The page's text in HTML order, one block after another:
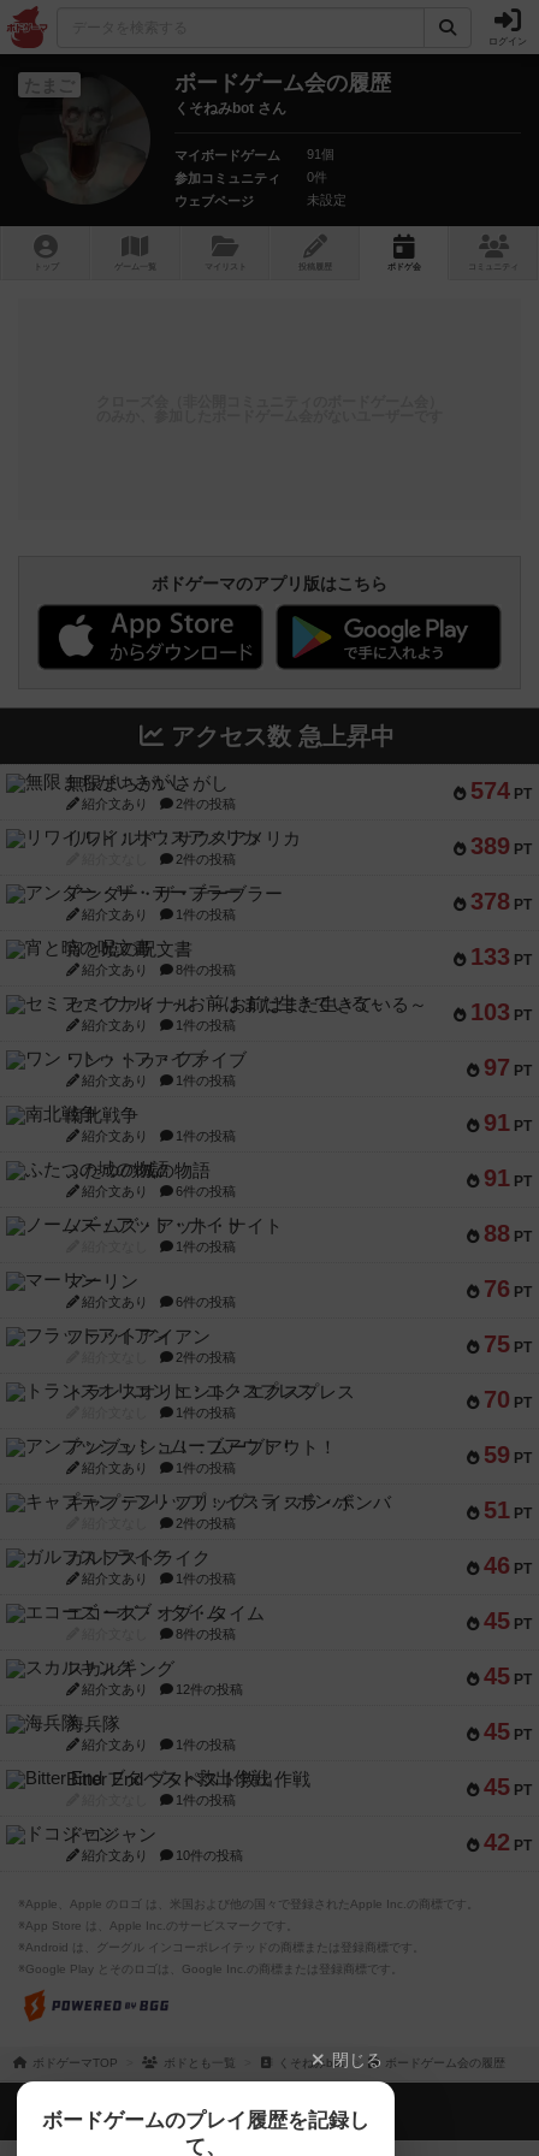
ログイン
たまご ボードゲーム会の履歴
くそねみbot さん
マイボードゲーム
91個
参加コミュニティ
0件
ウェブページ
未設定
トップ ゲーム一覧 マイリスト 投稿履歴 ボ ドゲ会 コミュニティ
ボドゲーマのアプリ版はこちら
アクセス数 急上昇中
574 PT
無限まちがいさがし
紹介文あり 2件の投稿
389 PT
リワイルド：サウスアメリカ
2件の投稿
378 PT
アンダー・ザ・テーブラー
紹介文あり 1件の投稿
133 PT
宵と暁の呪文書
紹介文あり 8件の投稿
103 PT
セミファイナル ～お前はまだ生きている～
紹介文あり 1件の投稿
97 PT
ワン・トゥ・ファイブ
紹介文あり 1件の投稿
91 PT
南北戦争
紹介文あり 1件の投稿
91 PT
ふたつの城の物語
紹介文あり 6件の投稿
88 PT
ノームズ・アット・ナイト
1件の投稿
76 PT
マーリン
紹介文あり 6件の投稿
75 PT
フラットアイアン
2件の投稿
70 PT
トランスオリエント・エクスプレス
1件の投稿
59 PT
アンブッシュ！：ムーブアウト！
紹介文あり 1件の投稿
51 PT
キャプテン・フリップ：イスラ・ボンバ
2件の投稿
46 PT
ガルフストライク
紹介文あり 1件の投稿
45 PT
エコーズ・オブ・タイム
8件の投稿
45 PT
スカルキング
紹介文あり 12件の投稿
45 PT
海兵隊
紹介文あり 1件の投稿
45 PT
Bitter End ブタペスト救出作戦
1件の投稿
42 PT
ドコジャン
紹介文あり 10件の投稿
※Apple、Apple のロゴ は、米国および他の国々で登録されたApple Inc.の商標です。
※App Store は、Apple Inc.のサービスマークです。
※Android は、グーグル インコーポレイテッドの商標または登録商標です。
※Google Play とそのロゴは、Google Inc.の商標または登録商標です。
ボドゲーマTOP ボドとも一覧 くそねみbot ボードゲーム会の履歴
閉じる
ボードゲームのプレイ履歴を記録し
て、
ボドゲーマTOP